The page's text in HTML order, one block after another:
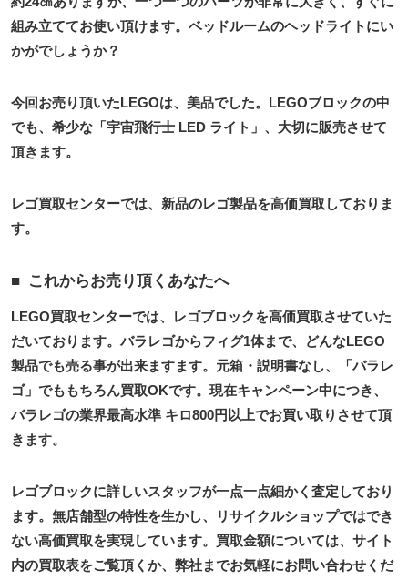
組み立ててお使い頂けます。ベッドルームのヘッドライトにい
かがでしょうか？
今回お売り頂いたLEGOは、美品でした。LEGOブロックの中
でも、希少な「宇宙飛行士 LED ライト」、大切に販売させて
頂きます。
レゴ買取センターでは、新品のレゴ製品を高価買取しておりま
す。
これからお売り頂くあなたへ
LEGO買取センターでは、レゴブロックを高価買取させていた
だいております。バラレゴからフィグ1体まで、どんなLEGO
製品でも売る事が出来ますます。元箱・説明書なし、「バラレ
ゴ」でももちろん買取OKです。現在キャンペーン中につき、
バラレゴの業界最高水準 キロ800円以上でお買い取りさせて頂
きます。
レゴブロックに詳しいスタッフが一点一点細かく査定しており
ます。無店舗型の特性を生かし、リサイクルショップではでき
ない高価買取を実現しています。買取金額については、サイト
内の買取表をご覧頂くか、弊社までお気軽にお問い合わせくだ